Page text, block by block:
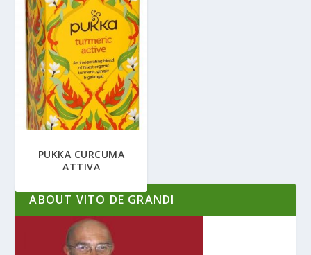
PUKKA CURCUMA
ATTIVA
ABOUT VITO DE GRANDI